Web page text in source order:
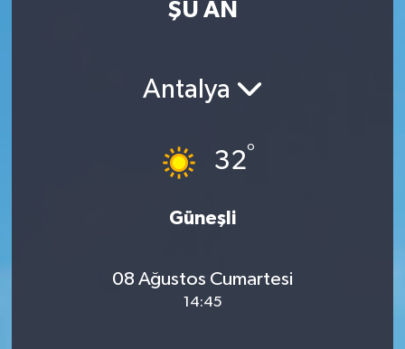
ŞU AN
Antalya
32°
Güneşli
08 Ağustos Cumartesi
14:45